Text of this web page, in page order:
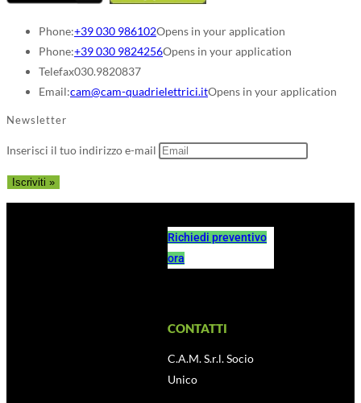
Phone:+39 030 986102Opens in your application
Phone:+39 030 9824256Opens in your application
Telefax030.9820837
Email:cam@cam-quadrielettrici.itOpens in your application
Newsletter
Inserisci il tuo indirizzo e-mail
Richiedi preventivo
ora
CONTATTI
C.A.M. S.r.l. Socio
Unico